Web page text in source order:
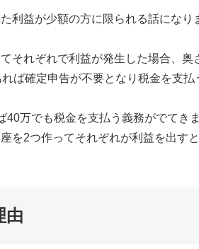
利益が少額の方に限られる話にな
それぞれで利益が発生した場合、奥
ば確定申告が不要となり税金を支払
万でも税金を支払う義務がでてきま
を2つ作ってそれぞれが利益を出す
由